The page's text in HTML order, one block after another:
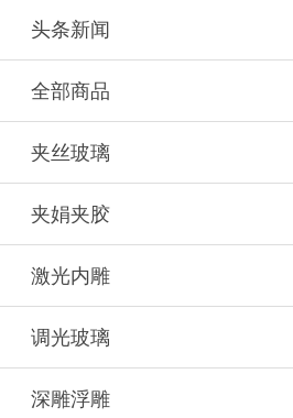
头条新闻
全部商品
夹丝玻璃
夹娟夹胶
激光内雕
调光玻璃
深雕浮雕